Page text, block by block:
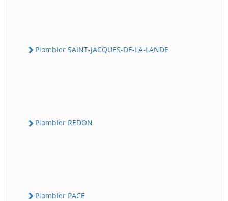
Plombier SAINT-JACQUES-DE-LA-LANDE
Plombier REDON
Plombier PACE